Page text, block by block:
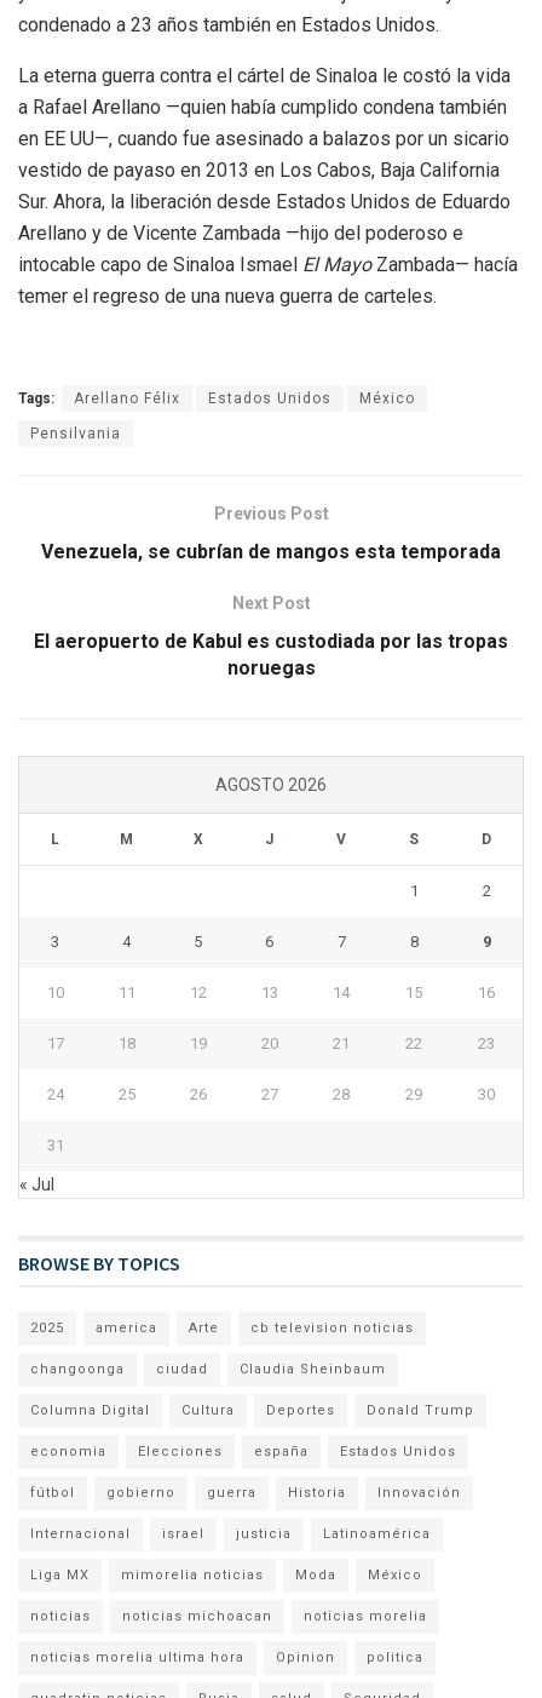
condenado a 23 años también en Estados Unidos.
La eterna guerra contra el cártel de Sinaloa le costó la vida
a Rafael Arellano —quien había cumplido condena también
en EE UU—, cuando fue asesinado a balazos por un sicario
vestido de payaso en 2013 en Los Cabos, Baja California
Sur. Ahora, la liberación desde Estados Unidos de Eduardo
Arellano y de Vicente Zambada —hijo del poderoso e
intocable capo de Sinaloa Ismael El MayoZambada— hacía
temer el regreso de una nueva guerra de carteles.
Tags: Arellano Félix Estados Unidos México
Pensilvania
Previous Post
Venezuela, se cubrían de mangos esta temporada
Next Post
El aeropuerto de Kabul es custodiada por las tropas
noruegas
AGOSTO 2026
L M X J V S D
1 2
3 4 5 6 7 8 9
10 11 12 13 14 15 16
17 18 19 20 21 22 23
24 25 26 27 28 29 30
31
« Jul
BROWSE BY TOPICS
2025 america Arte cb television noticias
changoonga ciudad Claudia Sheinbaum
Columna Digital Cultura Deportes Donald Trump
economia Elecciones españa Estados Unidos
fútbol gobierno guerra Historia Innovación
Internacional israel justicia Latinoamérica
Liga MX mimorelia noticias Moda México
noticias noticias michoacan noticias morelia
noticias morelia ultima hora Opinion politica